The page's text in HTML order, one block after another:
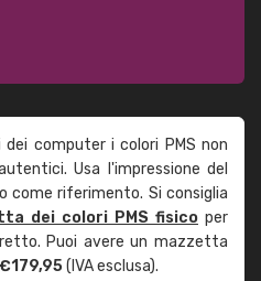
dei computer i colori PMS non
Usa l'impressione del
come riferimento. Si consiglia
dei colori PMS fisico per
Puoi avere un mazzetta
(IVA esclusa).